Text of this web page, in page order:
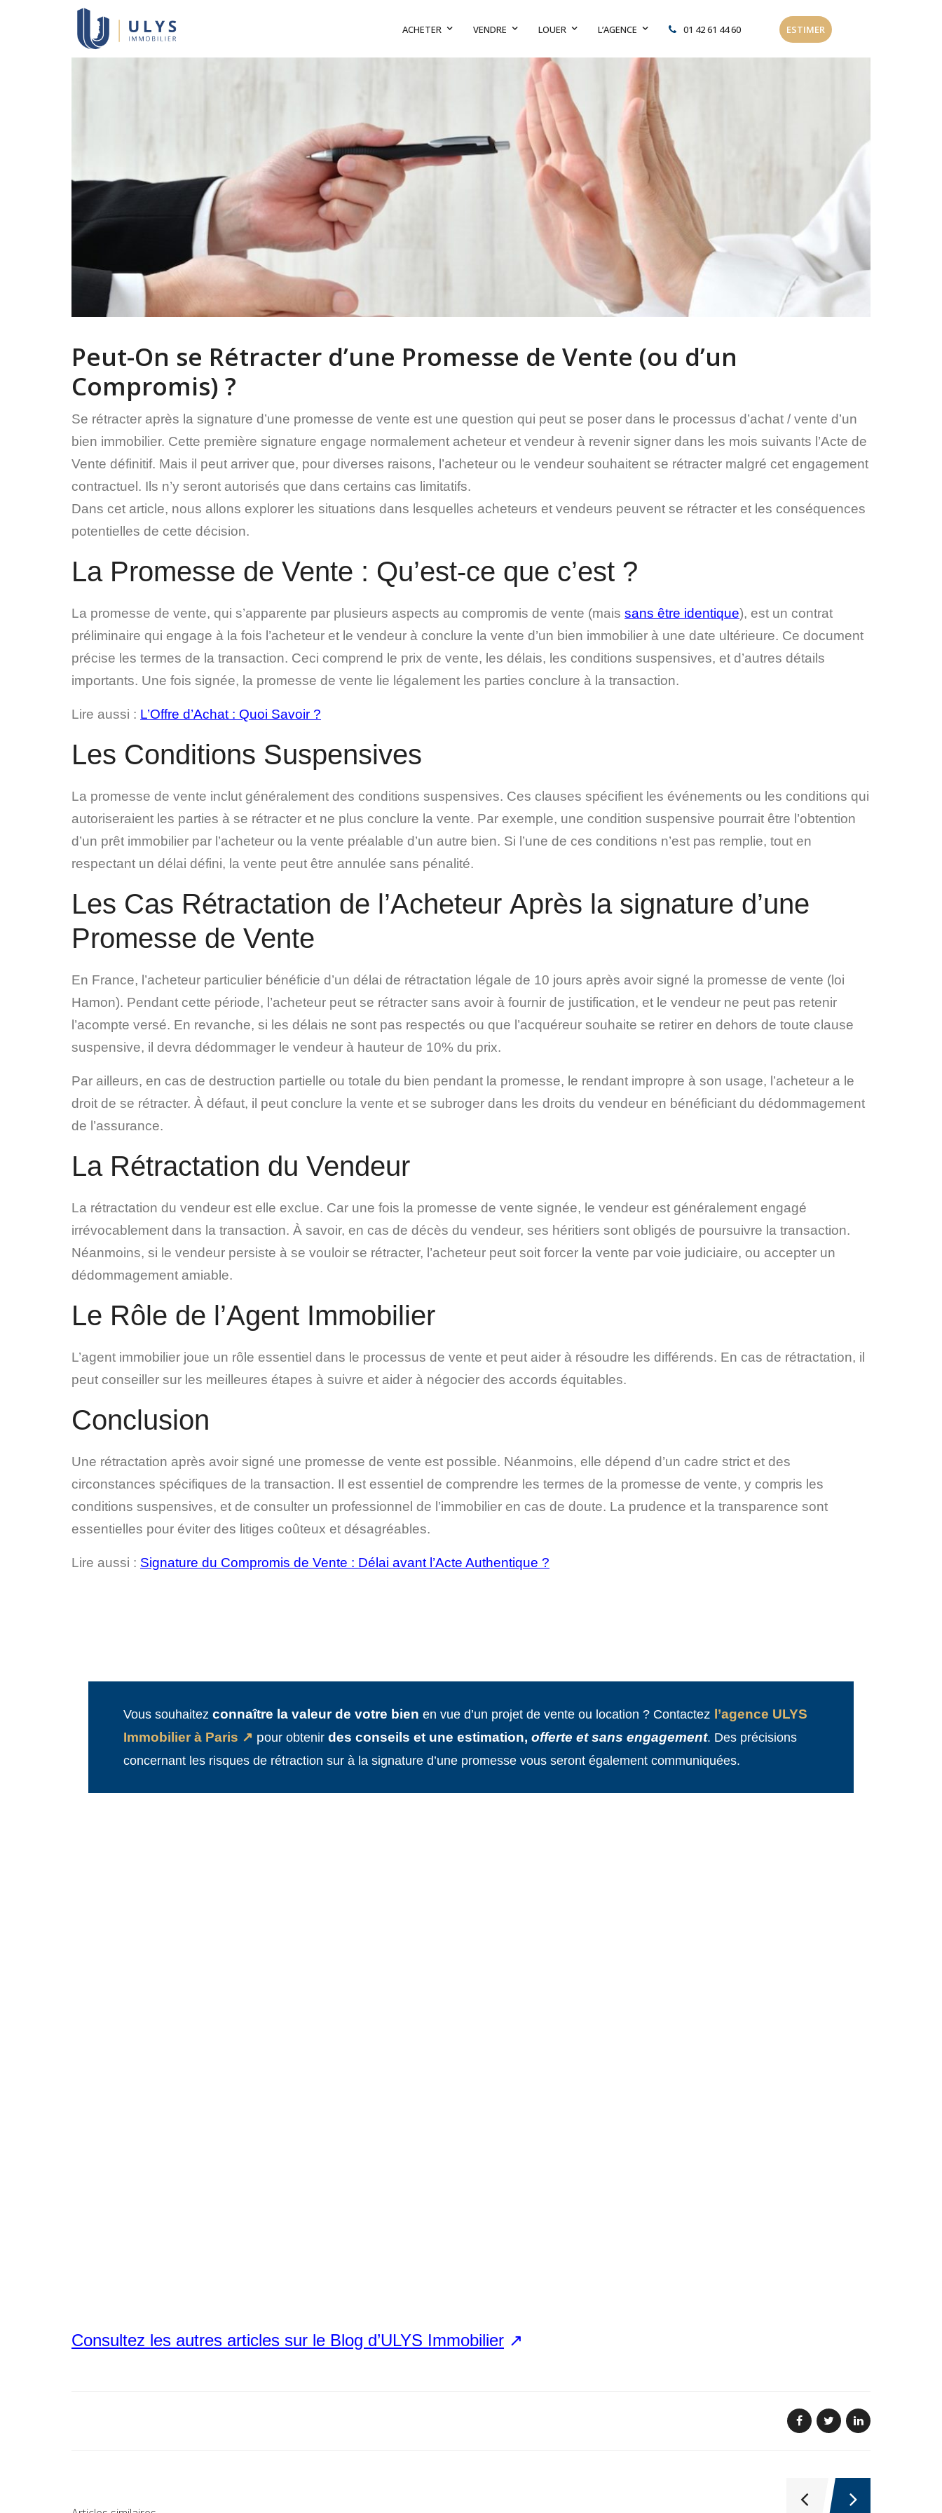
ACHETER VENDRE LOUER L’AGENCE 01 42 61 44 60 ESTIMER
Peut-On se Rétracter d’une Promesse de Vente (ou d’un
Compromis) ?
Se rétracter après la signature d’une promesse de vente est une question qui peut se poser dans le processus d’achat / vente d’un
bien immobilier. Cette première signature engage normalement acheteur et vendeur à revenir signer dans les mois suivants l’Acte de
Vente définitif. Mais il peut arriver que, pour diverses raisons, l’acheteur ou le vendeur souhaitent se rétracter malgré cet engagement
contractuel. Ils n’y seront autorisés que dans certains cas limitatifs.
Dans cet article, nous allons explorer les situations dans lesquelles acheteurs et vendeurs peuvent se rétracter et les conséquences
potentielles de cette décision.
La Promesse de Vente : Qu’est-ce que c’est ?
La promesse de vente, qui s’apparente par plusieurs aspects au compromis de vente (mais sans être identique), est un contrat
préliminaire qui engage à la fois l’acheteur et le vendeur à conclure la vente d’un bien immobilier à une date ultérieure. Ce document
précise les termes de la transaction. Ceci comprend le prix de vente, les délais, les conditions suspensives, et d’autres détails
importants. Une fois signée, la promesse de vente lie légalement les parties conclure à la transaction.
Lire aussi : L’Offre d’Achat : Quoi Savoir ?
Les Conditions Suspensives
La promesse de vente inclut généralement des conditions suspensives. Ces clauses spécifient les événements ou les conditions qui
autoriseraient les parties à se rétracter et ne plus conclure la vente. Par exemple, une condition suspensive pourrait être l’obtention
d’un prêt immobilier par l’acheteur ou la vente préalable d’un autre bien. Si l’une de ces conditions n’est pas remplie, tout en
respectant un délai défini, la vente peut être annulée sans pénalité.
Les Cas Rétractation de l’Acheteur Après la signature d’une
Promesse de Vente
En France, l’acheteur particulier bénéficie d’un délai de rétractation légale de 10 jours après avoir signé la promesse de vente (loi
Hamon). Pendant cette période, l’acheteur peut se rétracter sans avoir à fournir de justification, et le vendeur ne peut pas retenir
l’acompte versé. En revanche, si les délais ne sont pas respectés ou que l’acquéreur souhaite se retirer en dehors de toute clause
suspensive, il devra dédommager le vendeur à hauteur de 10% du prix.
Par ailleurs, en cas de destruction partielle ou totale du bien pendant la promesse, le rendant impropre à son usage, l’acheteur a le
droit de se rétracter. À défaut, il peut conclure la vente et se subroger dans les droits du vendeur en bénéficiant du dédommagement
de l’assurance.
La Rétractation du Vendeur
La rétractation du vendeur est elle exclue. Car une fois la promesse de vente signée, le vendeur est généralement engagé
irrévocablement dans la transaction. À savoir, en cas de décès du vendeur, ses héritiers sont obligés de poursuivre la transaction.
Néanmoins, si le vendeur persiste à se vouloir se rétracter, l’acheteur peut soit forcer la vente par voie judiciaire, ou accepter un
dédommagement amiable.
Le Rôle de l’Agent Immobilier
L’agent immobilier joue un rôle essentiel dans le processus de vente et peut aider à résoudre les différends. En cas de rétractation, il
peut conseiller sur les meilleures étapes à suivre et aider à négocier des accords équitables.
Conclusion
Une rétractation après avoir signé une promesse de vente est possible. Néanmoins, elle dépend d’un cadre strict et des
circonstances spécifiques de la transaction. Il est essentiel de comprendre les termes de la promesse de vente, y compris les
conditions suspensives, et de consulter un professionnel de l’immobilier en cas de doute. La prudence et la transparence sont
essentielles pour éviter des litiges coûteux et désagréables.
Lire aussi : Signature du Compromis de Vente : Délai avant l’Acte Authentique ?
Vous souhaitez connaître la valeur de votre bien en vue d’un projet de vente ou location ? Contactez l’agence ULYS
Immobilier à Paris ↗ pour obtenir des conseils et une estimation, offerte et sans engagement. Des précisions
concernant les risques de rétraction sur à la signature d’une promesse vous seront également communiquées.
Consultez les autres articles sur le Blog d’ULYS Immobilier ↗